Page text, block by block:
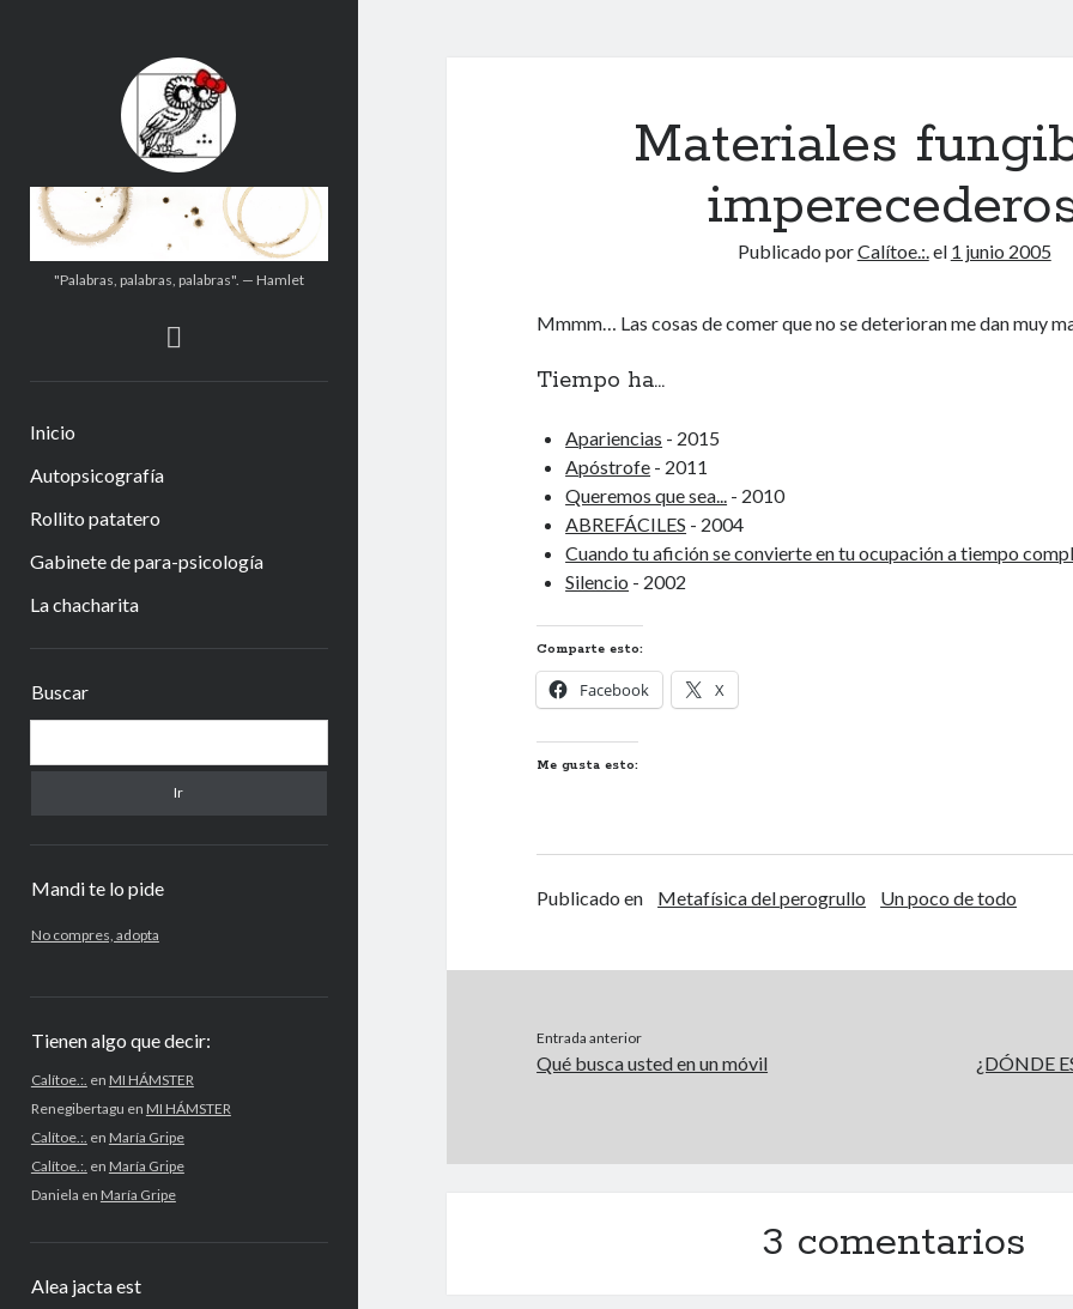
.:.Calito(h)eces.:.
"Palabras, palabras, palabras". — Hamlet
Inicio
Autopsicografía
Rollito patatero
Gabinete de para-psicología
La chacharita
lateral
Buscar
Mandi te lo pide
No compres, adopta
Tienen algo que decir:
Calítoe.:. en MI HÁMSTER
Renegibertagu en MI HÁMSTER
Calítoe.:. en María Gripe
Calítoe.:. en María Gripe
Daniela en María Gripe
Alea jacta est
Materiales
Publicado porCalítoe.:.el 1 junio 2005
Mmmm… Las cosas de comer que no se deterioran me dan muy
Tiempo ha...
Apariencias - 2015
Apóstrofe - 2011
Queremos que sea... - 2010
ABREFÁCILES - 2004
Cuando tu afición se convierte en tu ocupación a tiempo
Silencio - 2002
Comparte esto:
Facebook X
Me gusta esto:
Publicado en Metafísica del perogrullo Un poco de todo
Entrada anterior
Qué busca usted en un móvil
¿DÓNDE
3 comentarios